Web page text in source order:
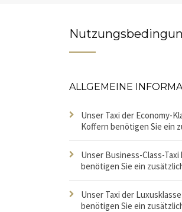
ALLGEMEINE
Unser Taxi der Economy-
Koffern benötigen Sie ein
Unser Business-Class-
benötigen Sie ein
Unser Taxi der
benötigen Sie ein